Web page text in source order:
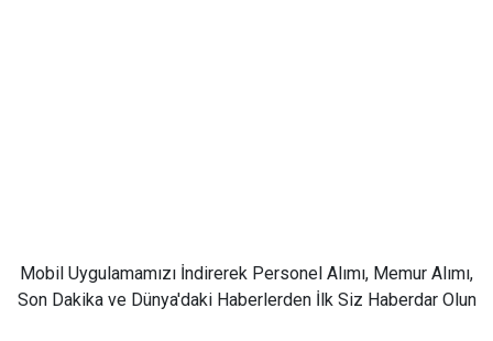
Mobil Uygulamamızı İndirerek Personel Alımı, Memur Alımı,
Son Dakika ve Dünya'daki Haberlerden İlk Siz Haberdar Olun